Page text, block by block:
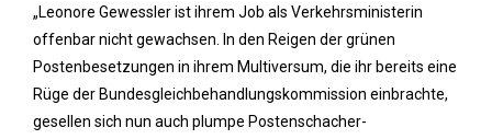
„Leonore Gewessler ist ihrem Job als Verkehrsministerin
offenbar nicht gewachsen. In den Reigen der grünen
Postenbesetzungen in ihrem Multiversum, die ihr bereits eine
Rüge der Bundesgleichbehandlungskommission einbrachte,
gesellen sich nun auch plumpe Postenschacher-